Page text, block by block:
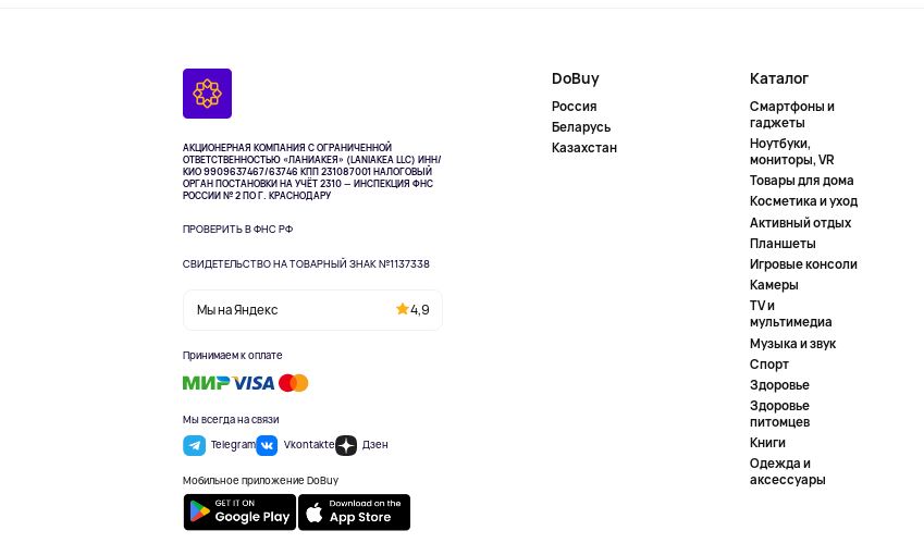
АКЦИОНЕРНАЯ КОМПАНИЯ С ОГРАНИЧЕННОЙ
ОТВЕТСТВЕННОСТЬЮ «ЛАНИАКЕЯ» (LANIAKEA LLC) ИНН/
КИО 9909637467/63746 КПП 231087001НАЛОГОВЫЙ
ОРГАН ПОСТАНОВКИ НА УЧЁТ 2310 — ИНСПЕКЦИЯ ФНС
РОССИИ № 2 ПО Г. КРАСНОДАРУ
ПРОВЕРИТЬ В ФНС РФ
СВИДЕТЕЛЬСТВО НА ТОВАРНЫЙ ЗНАК №1137338
Мы на Яндекс 4,9
Принимаем к оплате
Мы всегда на связи
Telegram
Vkontakte Дзен
Мобильное приложение DoBuy
DoBuy
Россия
Беларусь
Казахстан
Каталог
Смартфоны и
гаджеты
Ноутбуки,
мониторы, VR
Товары для дома
Косметика и уход
Активный отдых
Планшеты
Игровые консоли
Камеры
TV и
мультимедиа
Музыка и звук
Спорт
Здоровье
Здоровье
питомцев
Книги
Одежда и
аксессуары